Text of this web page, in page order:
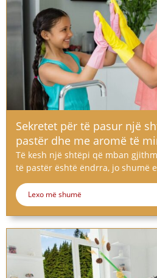
Sekretet për të pasur një
pastër dhe me aromë të
Të kesh një shtëpi që mban
të pastër është ëndrra, jo shumë
Lexo më shumë